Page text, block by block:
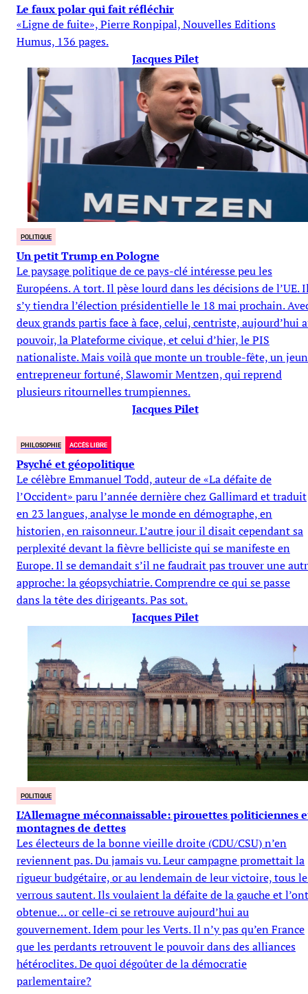
Le faux polar qui fait réfléchir
«Ligne de fuite», Pierre Ronpipal, Nouvelles Editions
Humus, 136 pages.
Jacques Pilet
POLITIQUE
Un petit Trump en Pologne
Le paysage politique de ce pays-clé intéresse peu les
Européens. A tort. Il pèse lourd dans les décisions de l’UE.
s’y tiendra l’élection présidentielle le 18 mai prochain.
deux grands partis face à face, celui, centriste, aujourd’hui
pouvoir, la Plateforme civique, et celui d’hier, le PIS
nationaliste. Mais voilà que monte un trouble-fête, un
entrepreneur fortuné, Slawomir Mentzen, qui reprend
plusieurs ritournelles trumpiennes.
Jacques Pilet
PHILOSOPHIE ACCÈS LIBRE
Psyché et géopolitique
Le célèbre Emmanuel Todd, auteur de «La défaite de
l’Occident» paru l’année dernière chez Gallimard et traduit
en 23 langues, analyse le monde en démographe, en
historien, en raisonneur. L’autre jour il disait cependant sa
perplexité devant la fièvre belliciste qui se manifeste en
Europe. Il se demandait s’il ne faudrait pas trouver une
approche: la géopsychiatrie. Comprendre ce qui se passe
dans la tête des dirigeants. Pas sot.
Jacques Pilet
POLITIQUE
L’Allemagne méconnaissable: pirouettes politiciennes
montagnes de dettes
Les électeurs de la bonne vieille droite (CDU/CSU) n’en
reviennent pas. Du jamais vu. Leur campagne promettait la
rigueur budgétaire, or au lendemain de leur victoire, tous
verrous sautent. Ils voulaient la défaite de la gauche et l’ont
obtenue… or celle-ci se retrouve aujourd’hui au
gouvernement. Idem pour les Verts. Il n’y pas qu’en France
que les perdants retrouvent le pouvoir dans des alliances
hétéroclites. De quoi dégoûter de la démocratie
parlementaire?